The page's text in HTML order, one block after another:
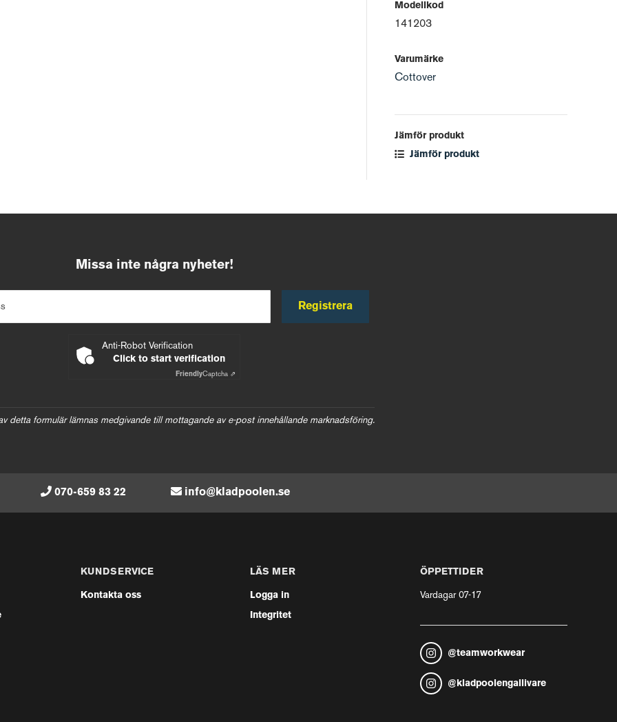
Modellkod
141203
Varumärke
Cottover
Jämför produkt
Jämför produkt
Missa inte några nyheter!
Registrera
Anti-Robot Verification
Click to start verification
FriendlyCaptcha ⇗
detta formulär lämnas medgivande till mottagande av e-post innehållande marknadsföring.
070-659 83 22 info@kladpoolen.se
KUNDSERVICE
Kontakta oss
LÄS MER
Logga in
Integritet
ÖPPETTIDER
Vardagar 07-17
@teamworkwear
@ kladpoolengallivare